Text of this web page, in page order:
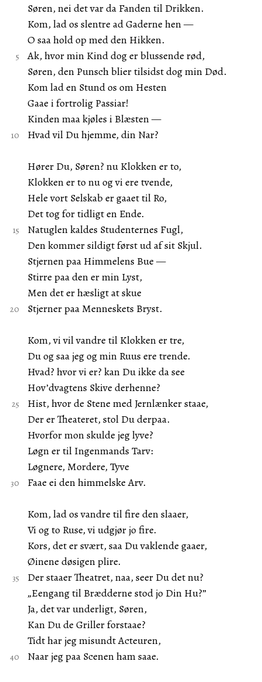
Søren, nei det var da Fanden til Drikken.
Kom, lad os slentre ad Gaderne hen —
O saa hold op med den Hikken.
Ak, hvor min Kind dog er blussende rød,
Søren, den Punsch blier tilsidst dog min Død.
Kom lad en Stund os om Hesten
Gaae i fortrolig Passiar!
Kinden maa kjøles i Blæsten —
Hvad vil Du hjemme, din Nar?
Hører Du, Søren? nu Klokken er to,
Klokken er to nu og vi ere tvende,
Hele vort Selskab er gaaet til Ro,
Det tog for tidligt en Ende.
Natuglen kaldes Studenternes Fugl,
Den kommer sildigt først ud af sit Skjul.
Stjernen paa Himmelens Bue —
Stirre paa den er min Lyst,
Men det er hæsligt at skue
Stjerner paa Menneskets Bryst.
Kom, vi vil vandre til Klokken er tre,
Du og saa jeg og min Ruus ere trende.
Hvad? hvor vi er? kan Du ikke da see
Hov’dvagtens Skive derhenne?
Hist, hvor de Stene med Jernlænker staae,
Der er Theateret, stol Du derpaa.
Hvorfor mon skulde jeg lyve?
Løgn er til Ingenmands Tarv:
Løgnere, Mordere, Tyve
Faae ei den himmelske Arv.
Kom, lad os vandre til fire den slaaer,
Vi og to Ruse, vi udgjør jo fire.
Kors, det er svært, saa Du vaklende gaaer,
Øinene døsigen plire.
Der staaer Theatret, naa, seer Du det nu?
„Eengang til Brædderne stod jo Din Hu?”
Ja, det var underligt, Søren,
Kan Du de Griller forstaae?
Tidt har jeg misundt Acteuren,
Naar jeg paa Scenen ham saae.